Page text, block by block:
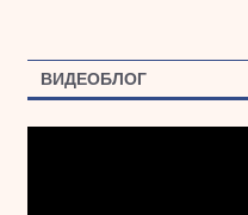
ВИДЕОБЛОГ